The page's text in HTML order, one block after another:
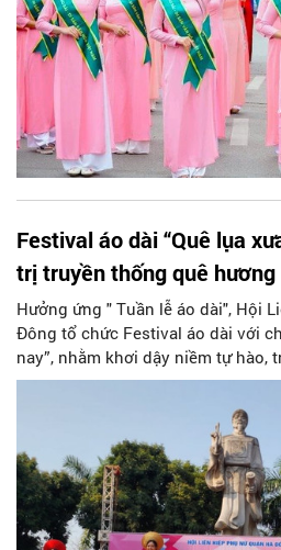
Festival áo dài “Quê lụa
trị truyền thống quê hương
Hưởng ứng " Tuần lễ áo dài", Hội
Đông tổ chức Festival áo dài với
nay”, nhằm khơi dậy niềm tự hào,
huy di sản văn hóa Việt Nam